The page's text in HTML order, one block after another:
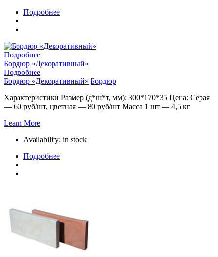
Подробнее
Подробнее
Бордюр «Декоративный»
Подробнее
Бордюр «Декоративный» Бордюр
Характеристики Размер (д*ш*т, мм): 300*170*35 Цена: Серая
— 60 руб/шт, цветная — 80 руб/шт Масса 1 шт — 4,5 кг
Learn More
Availability: in stock
Подробнее